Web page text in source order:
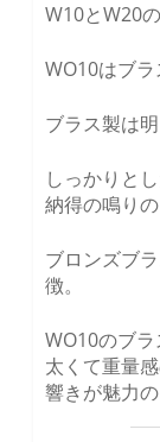
W10とW20
WO10はブラ
ブラス製は
しっかりと
納得の鳴り
ブロンズブ
徴。
WO10のブラ
太くて重量
響きが魅力の